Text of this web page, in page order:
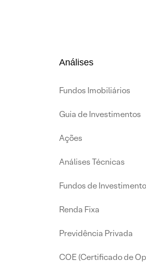
Análises
Fundos Imobiliários
Guia de Investimentos
Ações
Análises Técnicas
Fundos de Investimento
Renda Fixa
Previdência Privada
COE (Certificado de